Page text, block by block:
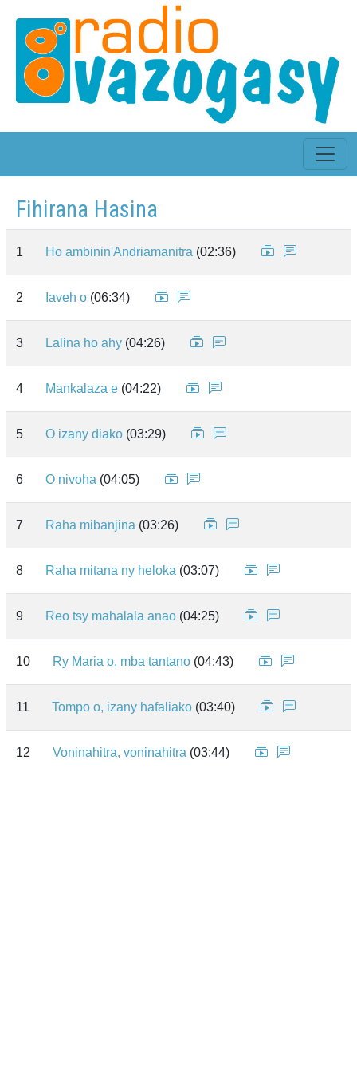
Fihirana Hasina
1 Ho ambinin'Andriamanitra (02:36)
2 Iaveh o (06:34)
3 Lalina ho ahy (04:26)
4 Mankalaza e (04:22)
5 O izany diako (03:29)
6 O nivoha (04:05)
7 Raha mibanjina (03:26)
8 Raha mitana ny heloka (03:07)
9 Reo tsy mahalala anao (04:25)
10 Ry Maria o, mba tantano (04:43)
11 Tompo o, izany hafaliako (03:40)
12 Voninahitra, voninahitra (03:44)